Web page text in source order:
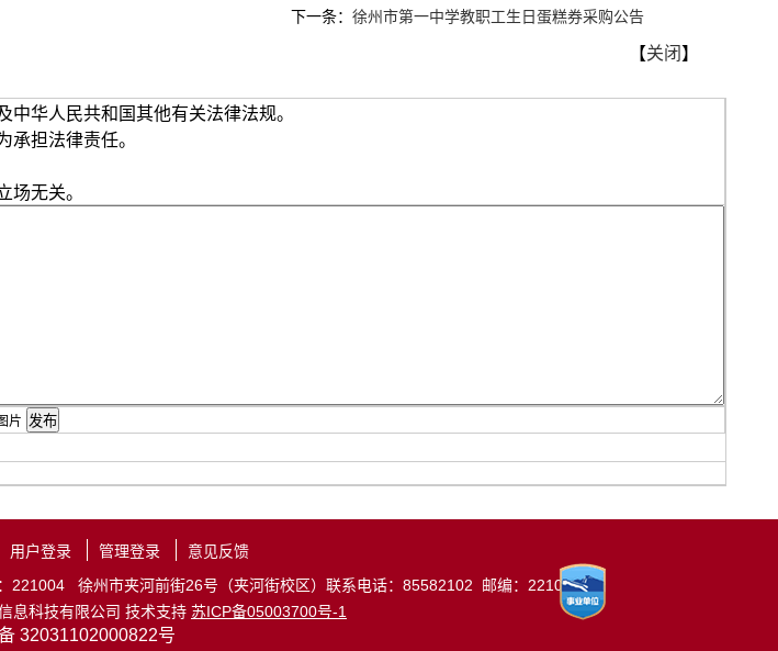
下一条： 徐州市第一中学教职工生日蛋糕券采购公告
【关闭 】
华人民共和国其他有关法律法规。
承担法律责任。
场无关。
片
用户登录 管理登录
意见反馈
221004 徐州市夹河前街26号（夹河街校区）联系电话：85582102 邮编：221002
息科技有限公司 技术支持 苏ICP备05003700号-1
32031102000822号